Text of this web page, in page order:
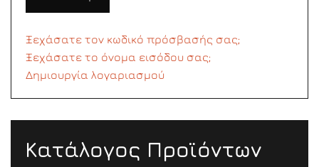
Ξεχάσατε τον κωδικό πρόσβασής σας;
Ξεχάσατε το όνομα εισόδου σας;
Δημιουργία λογαριασμού
Κατάλογος Προϊόντων